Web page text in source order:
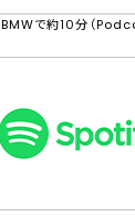
BMWで約10分（